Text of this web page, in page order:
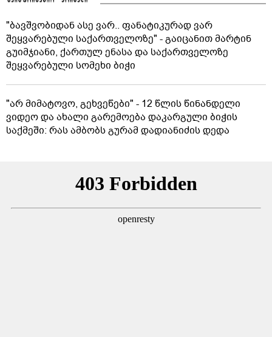
"ბავშვობიდან ასე ვარ.. ფანატიკურად ვარ
შეყვარებული საქართველოზე" - გაიცანით მარტინ
გუიმჯიანი, ქართულ ენასა და საქართველოზე
შეყვარებული სომეხი ბიჭი
"არ მიმატოვო, გეხვეწები" - 12 წლის წინანდელი
ვიდეო და ახალი გარემოება დაკარგული ბიჭის
საქმეში: რას ამბობს გურამ დადიანიძის დედა